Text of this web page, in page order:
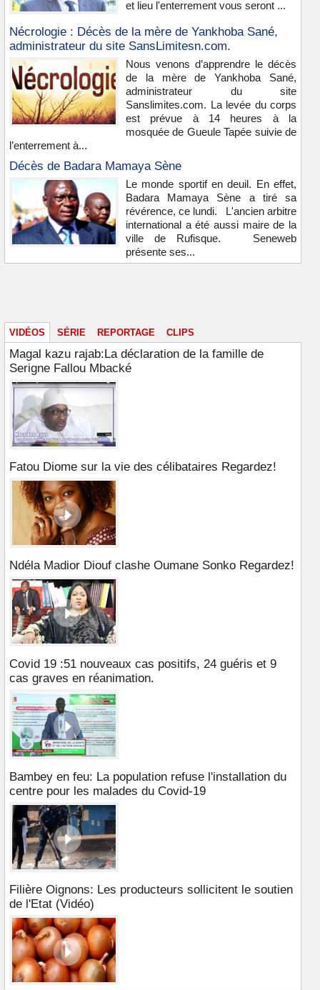
et lieu l'enterrement vous seront ...
Nécrologie : Décès de la mère de Yankhoba Sané,
administrateur du site SansLimitesn.com.
Nous venons d’apprendre le décès
de la mère de Yankhoba Sané,
administrateur du site
Sanslimites.com. La levée du corps
est prévue à 14 heures à la
mosquée de Gueule Tapée suivie de
l’enterrement à...
Décès de Badara Mamaya Sène
Le monde sportif en deuil. En effet,
Badara Mamaya Sène a tiré sa
révérence, ce lundi. L'ancien arbitre
international a été aussi maire de la
ville de Rufisque. Seneweb
présente ses...
VIDÉOS SÉRIE REPORTAGE CLIPS
Magal kazu rajab:La déclaration de la famille de
Serigne Fallou Mbacké
Fatou Diome sur la vie des célibataires Regardez!
Ndéla Madior Diouf clashe Oumane Sonko Regardez!
Covid 19 :51 nouveaux cas positifs, 24 guéris et 9
cas graves en réanimation.
Bambey en feu: La population refuse l'installation du
centre pour les malades du Covid-19
Filière Oignons: Les producteurs sollicitent le soutien
de l'Etat (Vidéo)